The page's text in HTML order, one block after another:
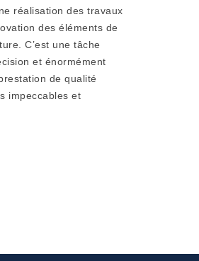
réalisation des travaux
des éléments de
C’est une tâche
et énormément
de qualité
impeccables et